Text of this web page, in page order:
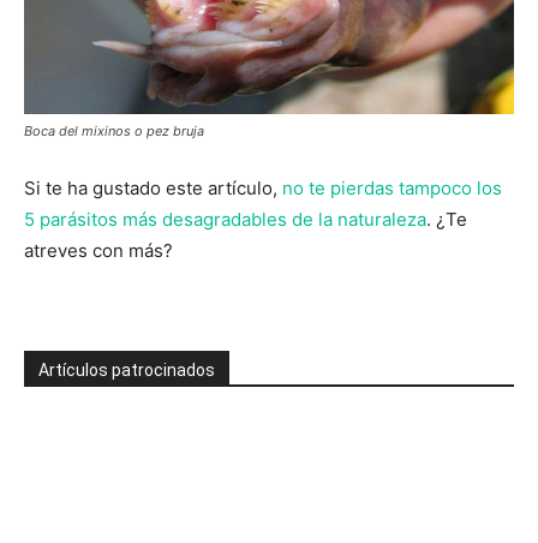
Boca del mixinos o pez bruja
Si te ha gustado este artículo, no te pierdas tampoco los
5 parásitos más desagradables de la naturaleza. ¿Te
atreves con más?
Artículos patrocinados